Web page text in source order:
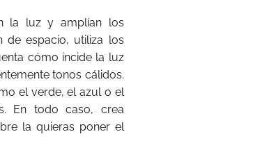
la luz y amplían los
de espacio, utiliza los
cómo incide la luz
tonos cálidos.
el verde, el azul o el
En todo caso, crea
la quieras poner el